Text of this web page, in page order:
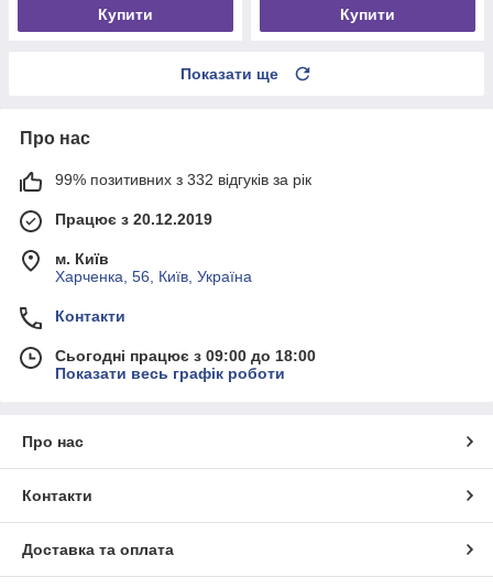
Купити Купити
Показати ще
Про нас
99% позитивних з 332 відгуків за рік
Працює з 20.12.2019
м. Київ
Харченка, 56, Київ, Україна
Контакти
Сьогодні працює з 09:00 до 18:00
Показати весь графік роботи
Про нас
Контакти
Доставка та оплата